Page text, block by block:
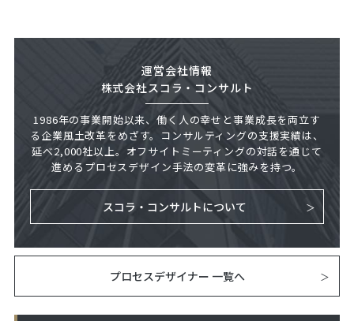
運営会社情報
株式会社スコラ・コンサルト
1986年の事業開始以来、働く人の幸せと事業成長を両立す
る企業風土改革をめざす。コンサルティングの支援実績は、
延べ2,000社以上。オフサイトミーティングの対話を通じて
進めるプロセスデザイン手法の変革に強みを持つ。
スコラ・コンサルトについて
プロセスデザイナー 一覧へ